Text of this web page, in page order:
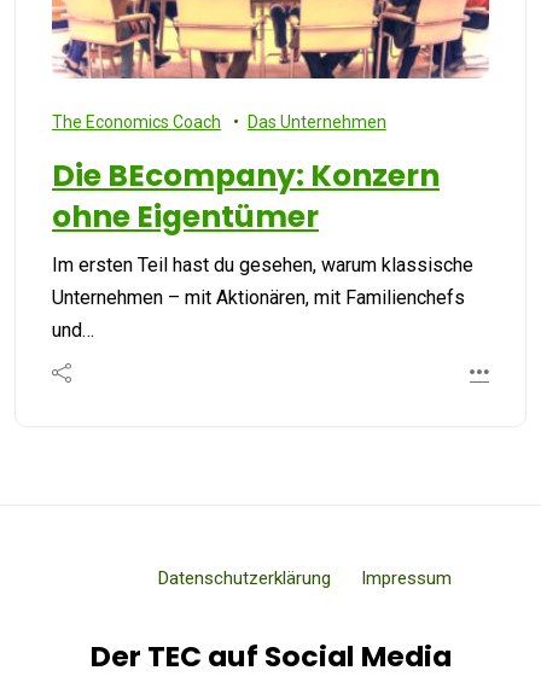
The Economics Coach Das Unternehmen
Die BEcompany: Konzern
ohne Eigentümer
Im ersten Teil hast du gesehen, warum klassische
Unternehmen – mit Aktionären, mit Familienchefs
und…
Datenschutzerklärung Impressum
Der TEC auf Social Media